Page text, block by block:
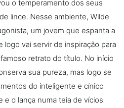
o temperamento dos seus
lince. Nesse ambiente, Wilde
um jovem que espanta a
vai servir de inspiração para
retrato do título. No início
sua pureza, mas logo se
do inteligente e cínico
e o lança numa teia de vícios